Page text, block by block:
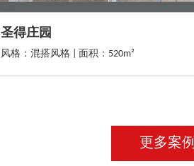
圣得庄园
风格：混搭风格 | 面积：520m²
更多案例